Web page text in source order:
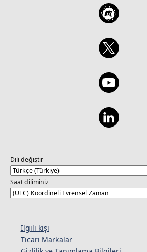
Dili değiştir
Saat diliminiz
İlgili kişi
Ticari Markalar